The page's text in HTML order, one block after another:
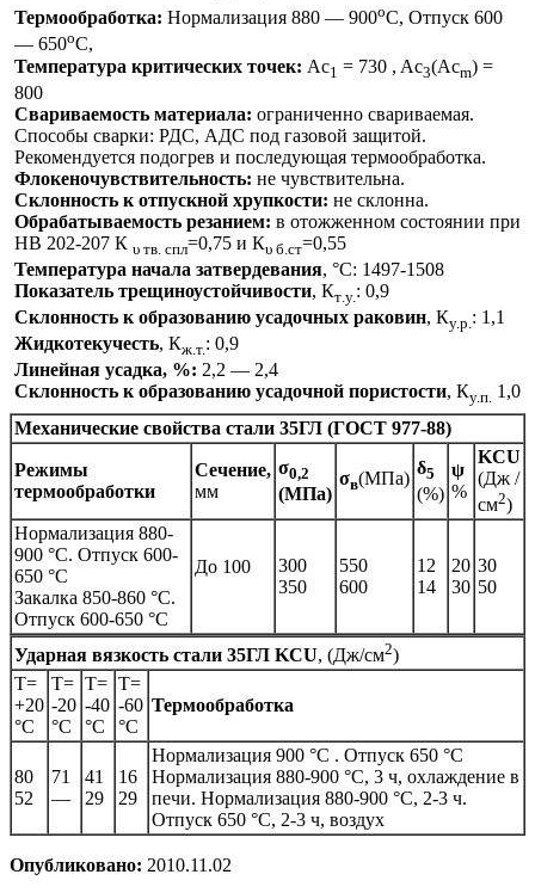
Термообработка: Нормализация 880 — 900oC, Отпуск 600
— 650oC,
Температура критических точек: Ac1 = 730 , Ac3(Acm) =
800
Свариваемость материала: ограниченно свариваемая.
Способы сварки: РДС, АДС под газовой защитой.
Рекомендуется подогрев и последующая термообработка.
Флокеночувствительность: не чувствительна.
Склонность к отпускной хрупкости: не склонна.
Обрабатываемость резанием: в отожженном состоянии при
HB 202-207 К υ тв. спл=0,75 и Кυ б.ст=0,55
Температура начала затвердевания, °С: 1497-1508
Показатель трещиноустойчивости, Кт.у.: 0,9
Склонность к образованию усадочных раковин, Ку.р.: 1,1
Жидкотекучесть, Кж.т.: 0,9
Линейная усадка, %: 2,2 — 2,4
Склонность к образованию усадочной пористости, Ку.п. 1,0
Механические свойства стали 35ГЛ (ГОСТ 977-88)
Режимы
термообработки
Сечение,
мм
σ0,2
(МПа)
σв(МПа)
δ5
(%)
ψ
%
KCU
(Дж /
см2)
Нормализация 880-
900 °С. Отпуск 600-
650 °С
Закалка 850-860 °С.
Отпуск 600-650 °С
До 100
300
350
550
600
12
14
20
30
30
50
Ударная вязкость стали 35ГЛ KCU, (Дж/см2)
Т=
+20
°С
Т=
-20
°С
Т=
-40
°С
Т=
-60
°С
Термообработка
80
52
71
—
41
29
16
29
Нормализация 900 °С . Отпуск 650 °С
Нормализация 880-900 °С, 3 ч, охлаждение в
печи. Нормализация 880-900 °С, 2-3 ч.
Отпуск 650 °С, 2-3 ч, воздух
Опубликовано: 2010.11.02